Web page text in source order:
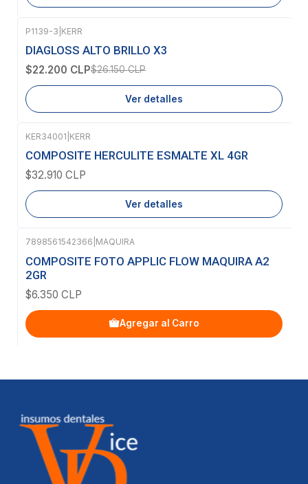
-15%OFF
Agotado
P1139-3 KERR
DIAGLOSS ALTO BRILLO X3
$22.200 CLP$26.150 CLP
Ver detalles
Agotado
KER34001 KERR
COMPOSITE HERCULITE ESMALTE XL 4GR
$32.910 CLP
Ver detalles
7898561542366 MAQUIRA
COMPOSITE FOTO APPLIC FLOW MAQUIRA A2
2GR
$6.350 CLP
Agregar al Carro